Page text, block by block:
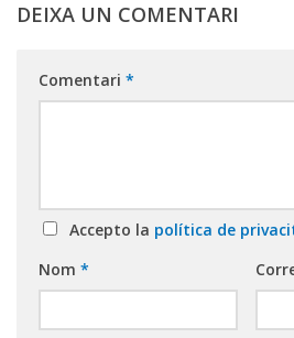
DEIXA UN COMENTARI
Comentari *
Accepto la política de
Nom *